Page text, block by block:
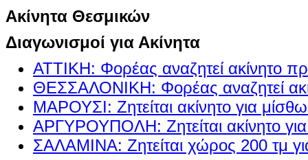
Ακίνητα Θεσμικών
Διαγωνισμοί για Ακίνητα
ΑΤΤΙΚΗ: Φορέας αναζητεί ακίνητο
ΘΕΣΣΑΛΟΝΙΚΗ: Φορέας αναζητεί
ΜΑΡΟΥΣΙ: Ζητείται ακίνητο για
ΑΡΓΥΡΟΥΠΟΛΗ: Ζητείται ακίνητο
ΣΑΛΑΜΙΝΑ: Ζητείται χώρος 200 τμ